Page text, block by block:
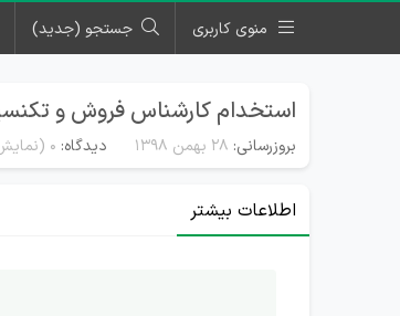
منوی کاربری جستجو (جدید)
استخدام کارشناس فروش و
بروزرسانی: ۲۸ بهمن ۱۳۹۸ دیدگاه: 0
اطلاعات بیشتر